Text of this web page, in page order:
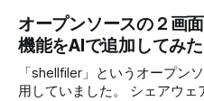
オープンソースの２画
機能をAIで追加してみた
「shellfiler」というオープン
用していました。 シェアウ